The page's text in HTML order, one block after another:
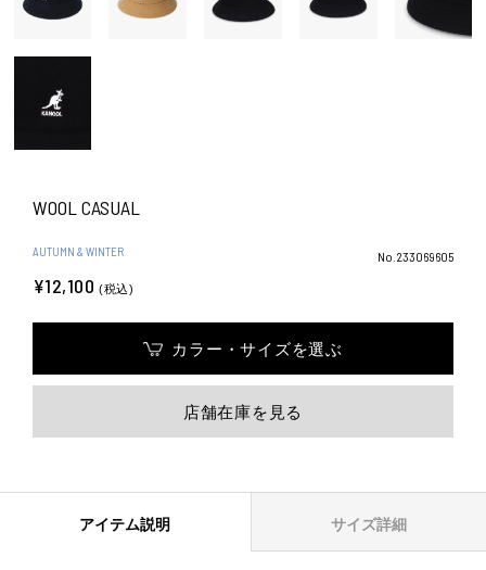
WOOL CASUAL
AUTUMN & WINTER No.233069605
¥12,100 (税込)
カラー・サイズを選ぶ
店舗在庫を見る
アイテム説明 サイズ詳細